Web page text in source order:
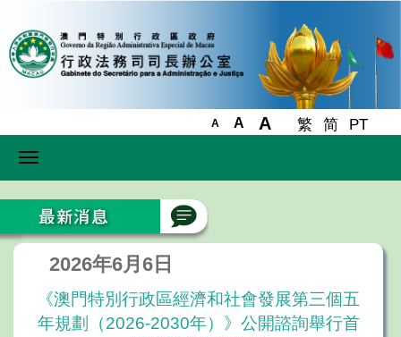
A A A 繁 简 PT
Toggle
2026年6月6日
《澳門特別行政區經濟和社會發展第三個五
年規劃（2026-2030年）》公開諮詢舉行首